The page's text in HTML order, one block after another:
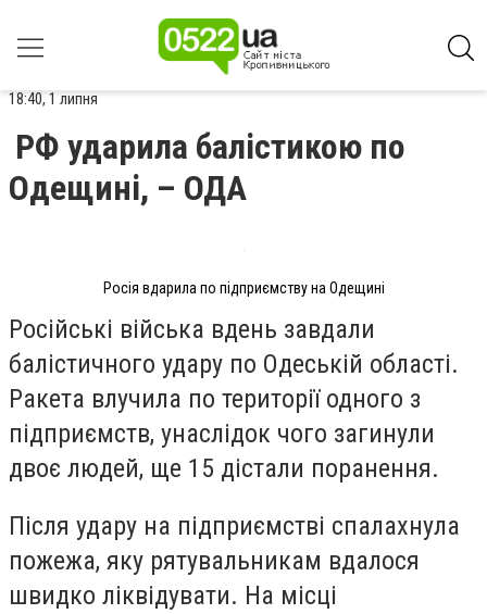
18:40, 1 липня
РФ ударила балістикою по
Одещині, – ОДА
Росія вдарила по підприємству на Одещині
Російські війська вдень завдали
балістичного удару по Одеській області.
Ракета влучила по території одного з
підприємств, унаслідок чого загинули
двоє людей, ще 15 дістали поранення.
Після удару на підприємстві спалахнула
пожежа, яку рятувальникам вдалося
швидко ліквідувати. На місці